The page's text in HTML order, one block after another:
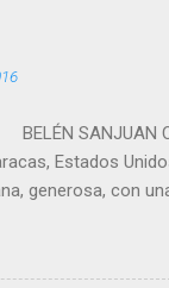
COLINA
Estados
generosa, con
cada 4 años,